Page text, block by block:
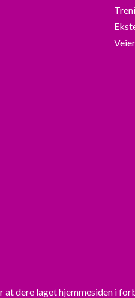
at dere laget hjemmesiden i